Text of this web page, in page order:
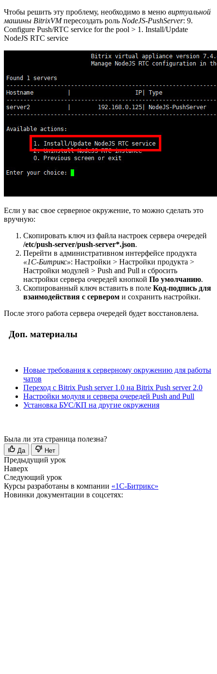
Чтобы решить эту проблему, необходимо в меню виртуальной
машины BitrixVMпересоздать роль NodeJS-PushServer: 9.
Configure Push/RTC service for the pool > 1. Install/Update
NodeJS RTC service
Если у вас свое серверное окружение, то можно сделать это
вручную:
Скопировать ключ из файла настроек сервера очередей
/etc/push-server/push-server*.json.
Перейти в административном интерфейсе продукта
«1С-Битрикс»: Настройки > Настройки продукта >
Настройки модулей > Push and Pull и сбросить
настройки сервера очередей кнопкой По умолчанию.
Скопированный ключ вставить в поле Код-подпись для
взаимодействия с сервером и сохранить настройки.
После этого работа сервера очередей будет восстановлена.
Доп. материалы
Новые требования к серверному окружению для работы
чатов
Переход с Bitrix Push server 1.0 на Bitrix Push server 2.0
Настройки модуля и сервера очередей Push and Pull
Установка БУС/КП на другие окружения
Была ли эта страница полезна?
Да Нет
Предыдущий урок
Наверх
Следующий урок
Курсы разработаны в компании «1С-Битрикс»
Новинки документации в соцсетях: